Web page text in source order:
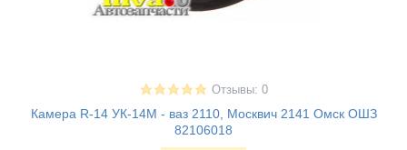
Отзывы: 0
Камера R-14 УК-14М - ваз 2110, Москвич 2141 Омск ОШЗ
82106018